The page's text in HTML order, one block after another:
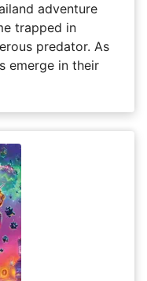
adventure
trapped in
predator. As
emerge in their